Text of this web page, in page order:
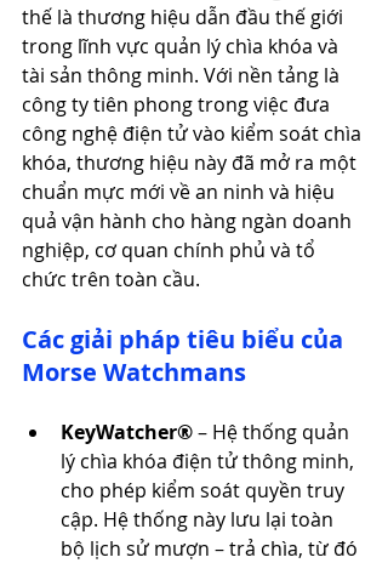
thế là thương hiệu dẫn đầu thế giới
trong lĩnh vực quản lý chìa khóa và
tài sản thông minh. Với nền tảng là
công ty tiên phong trong việc đưa
công nghệ điện tử vào kiểm soát chìa
khóa, thương hiệu này đã mở ra một
chuẩn mực mới về an ninh và hiệu
quả vận hành cho hàng ngàn doanh
nghiệp, cơ quan chính phủ và tổ
chức trên toàn cầu.
Các giải pháp tiêu biểu của
Morse Watchmans
KeyWatcher® – Hệ thống quản
lý chìa khóa điện tử thông minh,
cho phép kiểm soát quyền truy
cập. Hệ thống này lưu lại toàn
bộ lịch sử mượn – trả chìa, từ đó